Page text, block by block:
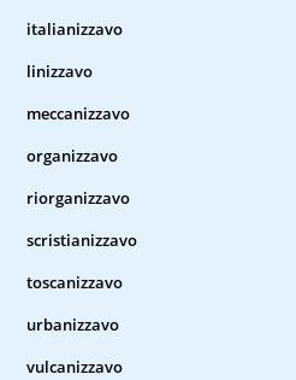
italianizzavo
linizzavo
meccanizzavo
organizzavo
riorganizzavo
scristianizzavo
toscanizzavo
urbanizzavo
vulcanizzavo